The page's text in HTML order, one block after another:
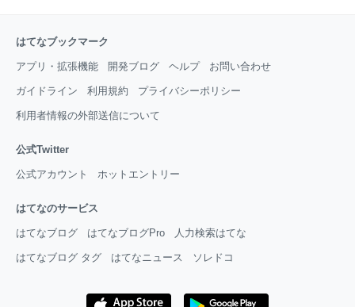
はてなブックマーク
アプリ・拡張機能 開発ブログ ヘルプ お問い合わせ
ガイドライン 利用規約 プライバシーポリシー
利用者情報の外部送信について
公式Twitter
公式アカウント ホットエントリー
はてなのサービス
はてなブログ はてなブログPro 人力検索はてな
はてなブログ タグ はてなニュース ソレドコ